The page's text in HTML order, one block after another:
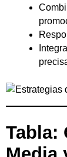
Tabla: